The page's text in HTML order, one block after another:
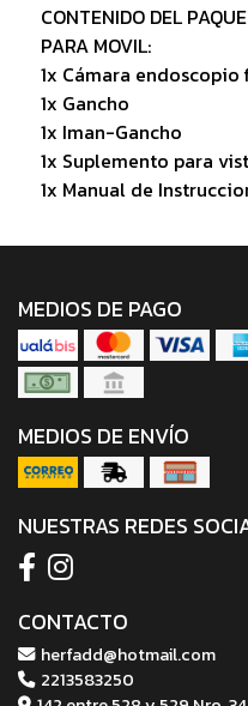
CONTENIDO DEL
PARA MOVIL:
1x Cámara
1x Gancho
1x Iman-Gancho
1x Suplemento para
1x Manual de
MEDIOS DE PAGO
MEDIOS DE ENVÍO
NUESTRAS REDES
CONTACTO
herfadd@hotmail.com
2213583250